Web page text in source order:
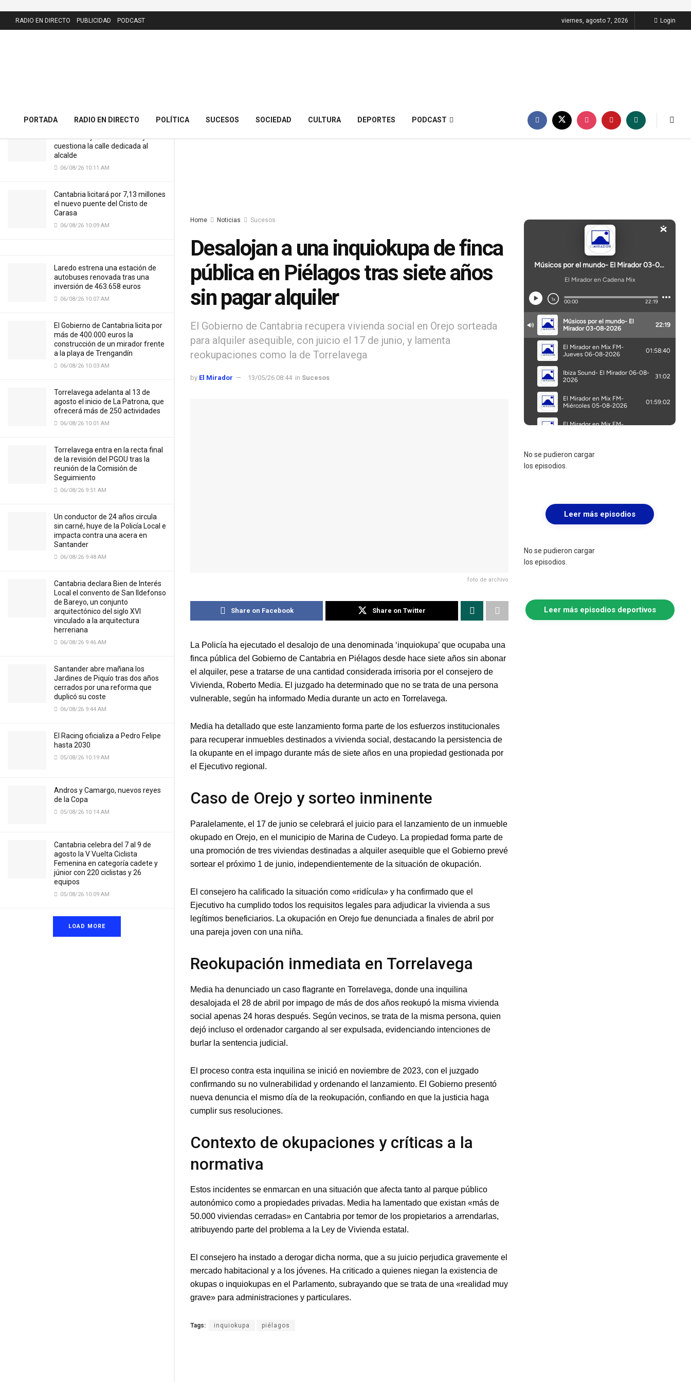
cuestiona la calle dedicada al
alcalde
06/08/26 10:11 AM
Cantabria licitará por 7,13 millones
el nuevo puente del Cristo de
Carasa
06/08/26 10:09 AM
Laredo estrena una estación de
autobuses renovada tras una
inversión de 463.658 euros
06/08/26 10:07 AM
El Gobierno de Cantabria licita por
más de 400.000 euros la
construcción de un mirador frente
a la playa de Trengandín
06/08/26 10:03 AM
Torrelavega adelanta al 13 de
agosto el inicio de La Patrona, que
ofrecerá más de 250 actividades
06/08/26 10:01 AM
Torrelavega entra en la recta final
de la revisión del PGOU tras la
reunión de la Comisión de
Seguimiento
06/08/26 9:51 AM
Un conductor de 24 años circula
sin carné, huye de la Policía Local e
impacta contra una acera en
Santander
06/08/26 9:48 AM
Cantabria declara Bien de Interés
Local el convento de San Ildefonso
de Bareyo, un conjunto
arquitectónico del siglo XVI
vinculado a la arquitectura
herreriana
06/08/26 9:46 AM
Santander abre mañana los
Jardines de Piquío tras dos años
cerrados por una reforma que
duplicó su coste
06/08/26 9:44 AM
El Racing oficializa a Pedro Felipe
hasta 2030
05/08/26 10:19 AM
Andros y Camargo, nuevos reyes
de la Copa
05/08/26 10:14 AM
Cantabria celebra del 7 al 9 de
agosto la V Vuelta Ciclista
Femenina en categoría cadete y
júnior con 220 ciclistas y 26
equipos
05/08/26 10:09 AM
LOAD MORE
RADIO EN DIRECTO PUBLICIDAD PODCAST viernes, agosto 7, 2026 Login
PORTADA RADIO EN DIRECTO POLÍTICA SUCESOS SOCIEDAD CULTURA DEPORTES PODCAST
Home Noticias Sucesos
Desalojan a una inquiokupa de finca
pública en Piélagos tras siete años
sin pagar alquiler
El Gobierno de Cantabria recupera vivienda social en Orejo sorteada
para alquiler asequible, con juicio el 17 de junio, y lamenta
reokupaciones como la de Torrelavega
by El Mirador 13/05/26 08:44 in Sucesos
foto de archivo
Share on Facebook Share on Twitter
La Policía ha ejecutado el desalojo de una denominada ‘inquiokupa’ que ocupaba una
finca pública del Gobierno de Cantabria en Piélagos desde hace siete años sin abonar
el alquiler, pese a tratarse de una cantidad considerada irrisoria por el consejero de
Vivienda, Roberto Media. El juzgado ha determinado que no se trata de una persona
vulnerable, según ha informado Media durante un acto en Torrelavega.
Media ha detallado que este lanzamiento forma parte de los esfuerzos institucionales
para recuperar inmuebles destinados a vivienda social, destacando la persistencia de
la okupante en el impago durante más de siete años en una propiedad gestionada por
el Ejecutivo regional.
Caso de Orejo y sorteo inminente
Paralelamente, el 17 de junio se celebrará el juicio para el lanzamiento de un inmueble
okupado en Orejo, en el municipio de Marina de Cudeyo. La propiedad forma parte de
una promoción de tres viviendas destinadas a alquiler asequible que el Gobierno prevé
sortear el próximo 1 de junio, independientemente de la situación de okupación.
El consejero ha calificado la situación como «ridícula» y ha confirmado que el
Ejecutivo ha cumplido todos los requisitos legales para adjudicar la vivienda a sus
legítimos beneficiarios. La okupación en Orejo fue denunciada a finales de abril por
una pareja joven con una niña.
Reokupación inmediata en Torrelavega
Media ha denunciado un caso flagrante en Torrelavega, donde una inquilina
desalojada el 28 de abril por impago de más de dos años reokupó la misma vivienda
social apenas 24 horas después. Según vecinos, se trata de la misma persona, quien
dejó incluso el ordenador cargando al ser expulsada, evidenciando intenciones de
burlar la sentencia judicial.
El proceso contra esta inquilina se inició en noviembre de 2023, con el juzgado
confirmando su no vulnerabilidad y ordenando el lanzamiento. El Gobierno presentó
nueva denuncia el mismo día de la reokupación, confiando en que la justicia haga
cumplir sus resoluciones.
Contexto de okupaciones y críticas a la
normativa
Estos incidentes se enmarcan en una situación que afecta tanto al parque público
autonómico como a propiedades privadas. Media ha lamentado que existan «más de
50.000 viviendas cerradas» en Cantabria por temor de los propietarios a arrendarlas,
atribuyendo parte del problema a la Ley de Vivienda estatal.
El consejero ha instado a derogar dicha norma, que a su juicio perjudica gravemente el
mercado habitacional y a los jóvenes. Ha criticado a quienes niegan la existencia de
okupas o inquiokupas en el Parlamento, subrayando que se trata de una «realidad muy
grave» para administraciones y particulares.
Tags: inquiokupa piélagos
No se pudieron cargar
los episodios.
Leer más episodios
No se pudieron cargar
los episodios.
Leer más episodios deportivos